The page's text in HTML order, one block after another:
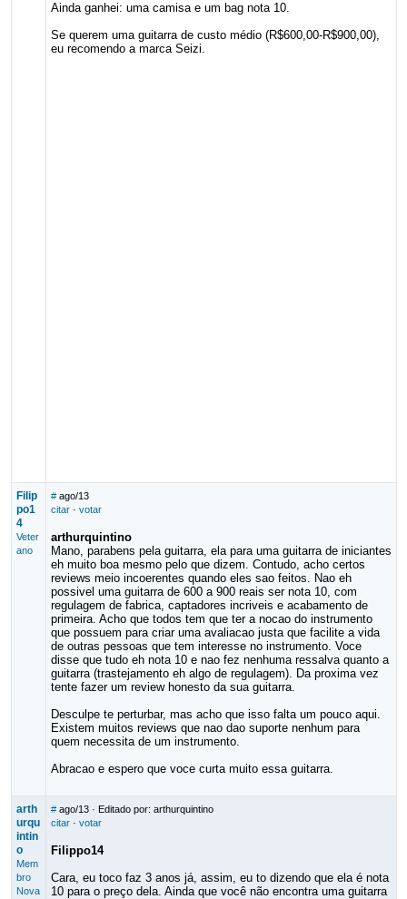
Ainda ganhei: uma camisa e um bag nota 10.
Se querem uma guitarra de custo médio (R$600,00-R$900,00),
eu recomendo a marca Seizi.
Filip
po1
4
Veter
ano
# ago/13
citar· votar
arthurquintino
Mano, parabens pela guitarra, ela para uma guitarra de iniciantes
eh muito boa mesmo pelo que dizem. Contudo, acho certos
reviews meio incoerentes quando eles sao feitos. Nao eh
possivel uma guitarra de 600 a 900 reais ser nota 10, com
regulagem de fabrica, captadores incriveis e acabamento de
primeira. Acho que todos tem que ter a nocao do instrumento
que possuem para criar uma avaliacao justa que facilite a vida
de outras pessoas que tem interesse no instrumento. Voce
disse que tudo eh nota 10 e nao fez nenhuma ressalva quanto a
guitarra (trastejamento eh algo de regulagem). Da proxima vez
tente fazer um review honesto da sua guitarra.
Desculpe te perturbar, mas acho que isso falta um pouco aqui.
Existem muitos reviews que nao dao suporte nenhum para
quem necessita de um instrumento.
Abracao e espero que voce curta muito essa guitarra.
arth
urqu
intin
o
Mem
bro
Nova
# ago/13· Editado por: arthurquintino
citar· votar
Filippo14
Cara, eu toco faz 3 anos já, assim, eu to dizendo que ela é nota
10 para o preço dela. Ainda que você não encontra uma guitarra